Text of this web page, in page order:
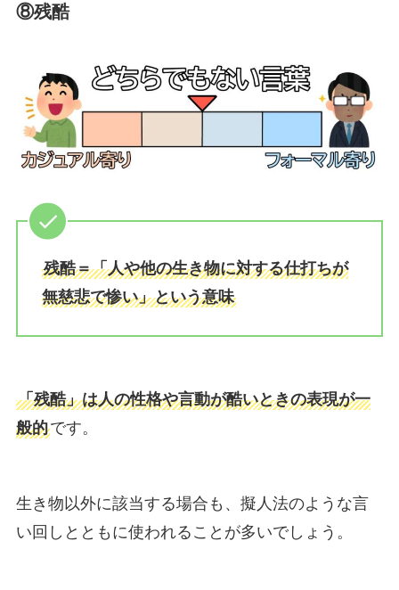
⑧残酷
残酷＝「人や他の生き物に対する仕打ちが
無慈悲で惨い」という意味
「残酷」は人の性格や言動が酷いときの表現が一
般的です。
生き物以外に該当する場合も、擬人法のような言
い回しとともに使われることが多いでしょう。